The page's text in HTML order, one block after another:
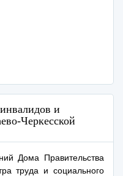
и
Черкесской
Дома Правительства
труда и социального